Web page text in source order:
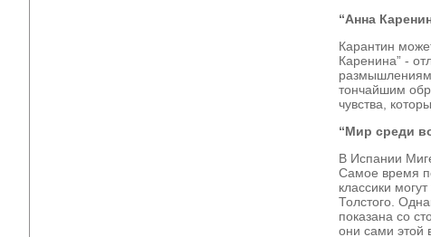
“Анна
Карантин
Каренина” -
тончайшим
чувства,
“Мир среди
В Испании
Самое время
классики
Толстого.
показана со
они сами этой